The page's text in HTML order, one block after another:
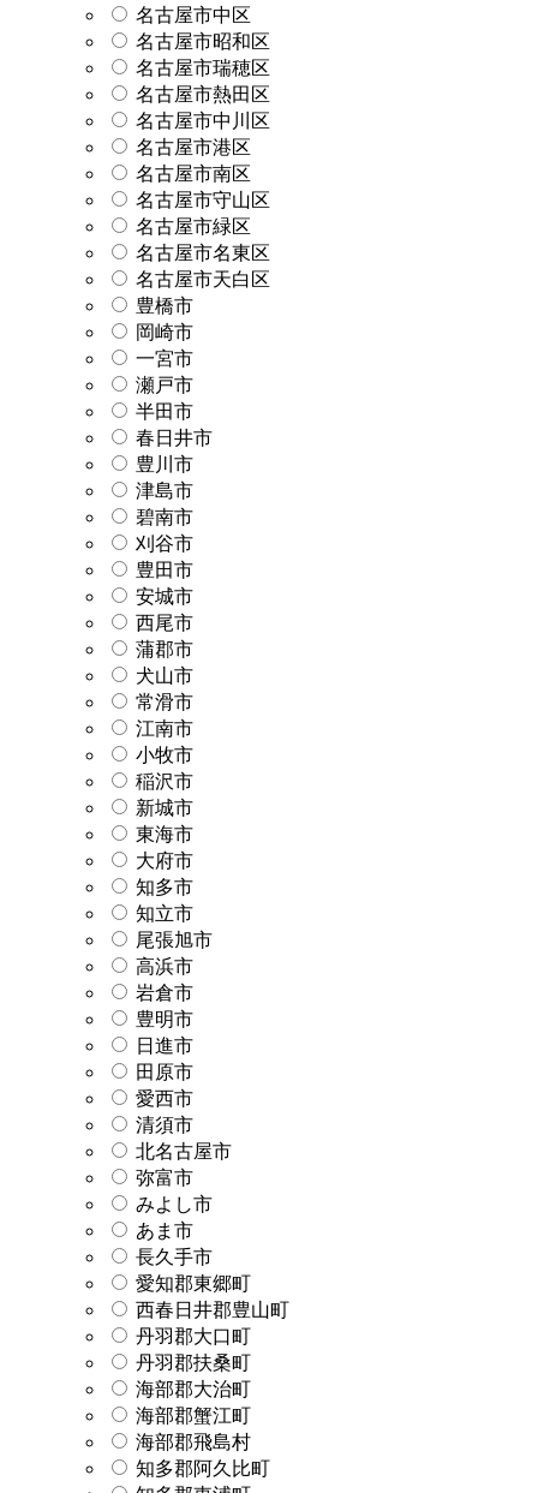
名古屋市中区
名古屋市昭和区
名古屋市瑞穂区
名古屋市熱田区
名古屋市中川区
名古屋市港区
名古屋市南区
名古屋市守山区
名古屋市緑区
名古屋市名東区
名古屋市天白区
豊橋市
岡崎市
一宮市
瀬戸市
半田市
春日井市
豊川市
津島市
碧南市
刈谷市
豊田市
安城市
西尾市
蒲郡市
犬山市
常滑市
江南市
小牧市
稲沢市
新城市
東海市
大府市
知多市
知立市
尾張旭市
高浜市
岩倉市
豊明市
日進市
田原市
愛西市
清須市
北名古屋市
弥富市
みよし市
あま市
長久手市
愛知郡東郷町
西春日井郡豊山町
丹羽郡大口町
丹羽郡扶桑町
海部郡大治町
海部郡蟹江町
海部郡飛島村
知多郡阿久比町